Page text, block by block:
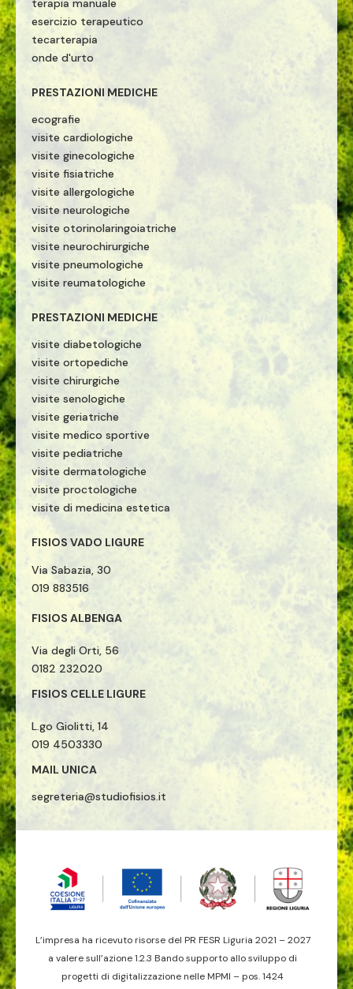
terapia manuale
esercizio terapeutico
tecarterapia
onde d'urto
PRESTAZIONI MEDICHE
ecografie
visite cardiologiche
visite ginecologiche
visite fisiatriche
visite allergologiche
visite neurologiche
visite otorinolaringoiatriche
visite neurochirurgiche
visite pneumologiche
visite reumatologiche
PRESTAZIONI MEDICHE
visite diabetologiche
visite ortopediche
visite chirurgiche
visite senologiche
visite geriatriche
visite medico sportive
visite pediatriche
visite dermatologiche
visite proctologiche
visite di medicina estetica
FISIOS VADO LIGURE
Via Sabazia, 30
019 883516
FISIOS ALBENGA
Via degli Orti, 56
0182 232020
FISIOS CELLE LIGURE
L.go Giolitti, 14
019 4503330
MAIL UNICA
segreteria@studiofisios.it
L’impresa ha ricevuto risorse del PR FESR Liguria 2021 – 2027
a valere sull’azione 1.2.3 Bando supporto allo sviluppo di
progetti di digitalizzazione nelle MPMI – pos. 1424